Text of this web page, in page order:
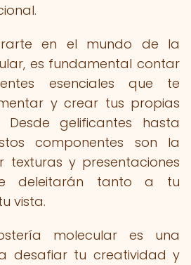
en el mundo de la
es fundamental contar
esenciales que te
y crear tus propias
gelificantes hasta
componentes son la
y presentaciones
deleitarán tanto a tu
vista.
molecular es una
desafiar tu creatividad y